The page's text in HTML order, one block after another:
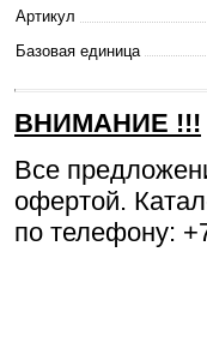
Артикул
Базовая единица
ВНИМАНИЕ !!!
Все
офертой.
по телефону: